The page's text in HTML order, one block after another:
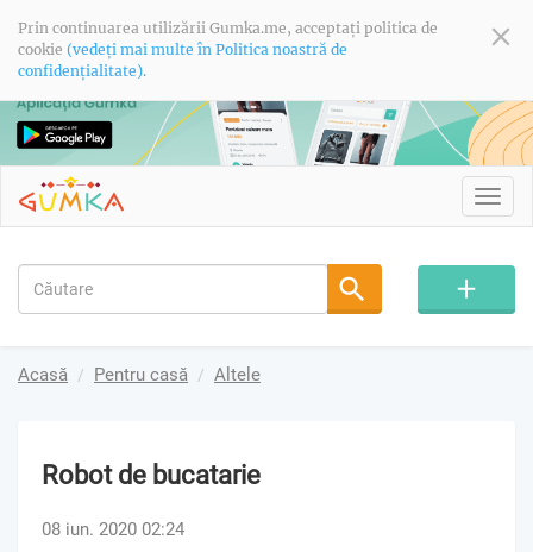
Prin continuarea utilizării Gumka.me, acceptați politica de
cookie (vedeți mai multe în Politica noastră de
confidențialitate).
Acasă Pentru casă Altele
Robot de bucatarie
08 iun. 2020 02:24